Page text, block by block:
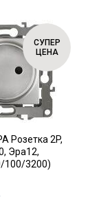
СУПЕР
ЦЕНА
Розетка 2P,
Эра12,
100/3200)